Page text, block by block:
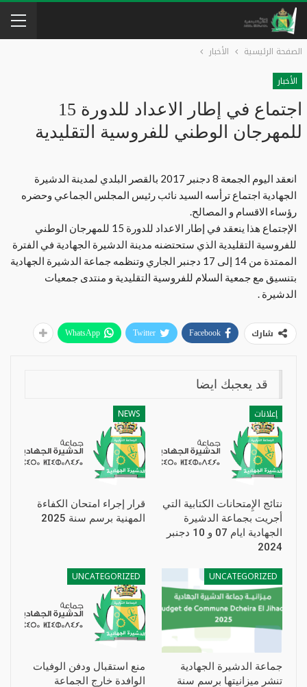
الصفحة الرئيسية
الأخبار
الأخبار
اجتماع في إطار الاعداد للدورة 15
للمهرجان الوطني للفروسية التقليدية
انعقد اليوم الجمعة 8 دجنبر 2017 بالقصر البلدي لمدينة الدشيرة
الجهادية اجتماع ترأسه السيد نائب رئيس المجلس الجماعي وحضره
رؤساء الاقسام و المصالح.
الإجتماع هذا ينعقد في إطار الاعداد للدورة 15 للمهرجان الوطني
للفروسية التقليدية الذي ستحتضنه مدينة الدشيرة الجهادية في الفترة
الممتدة من 14 إلى 17 دجنبر الجاري وتنظمه جماعة الدشيرة الجهادية
بتنسيق مع جمعية السلام للفروسية التقليدية و منتدى جمعيات
الدشيرة .
شارك Facebook
Twitter
WhatsApp
قد يعجبك ايضا
إعلانات
نتائج الإِمتحانات الكتابية التي
أجريت بجماعة الدشيرة
الجهادية ايام 07 و 10 دجنبر
2024
NEWS
قرار إجراء امتحان الكفاءة
المهنية برسم سنة 2025
UNCATEGORIZED
جماعة الدشيرة الجهادية
تنشر ميزانيتها برسم سنة
UNCATEGORIZED
منع استقبال ودفن الوفيات
الوافدة خارج الجماعة